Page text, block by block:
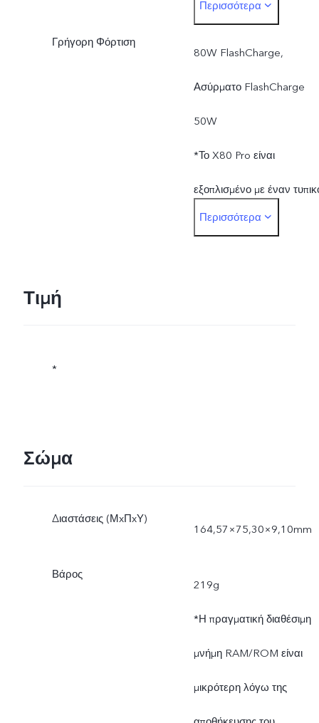
λειτουργικού συστήματος
και των
προεγκατεστημένων
εφαρμογών.
Περισσότερα
Γρήγορη Φόρτιση
80W FlashCharge,
Ασύρματο FlashCharge
50W
*Το X80 Pro είναι
εξοπλισμένο με έναν
φορτιστή vivo
περιβάλλον και εξαρτάται
Περισσότερα
Τιμή
*
Σώμα
Διαστάσεις (ΜxΠxΥ)
164,57×75,30×9,10mm
Βάρος
219g
*Η πραγματική διαθέσιμη
μνήμη RAM/ROM είναι
μικρότερη λόγω της